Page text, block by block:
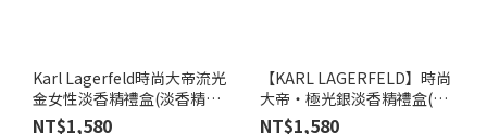
(1)
Karl Lagerfeld時尚大帝流光
金女性淡香精禮盒(淡香精
100ml+隨行香氛7.5ml+小香
NT$1,580
【KARL LAGERFELD】時尚
大帝‧極光銀淡香精禮盒(淡
香精100ml+隨行香氛
NT$1,580